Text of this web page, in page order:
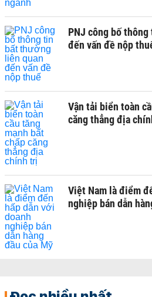
PNJ công bố
đến vấn đề nộp
Vận tải biển toàn
căng thẳng địa
Việt Nam là điểm
nghiệp bán dẫn